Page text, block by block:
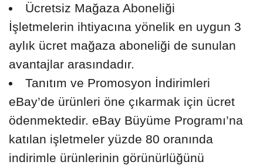
Ücretsiz Mağaza Aboneliği
İşletmelerin ihtiyacına yönelik en uygun 3
aylık ücret mağaza aboneliği de sunulan
avantajlar arasındadır.
Tanıtım ve Promosyon İndirimleri
eBay’de ürünleri öne çıkarmak için ücret
ödenmektedir. eBay Büyüme Programı’na
katılan işletmeler yüzde 80 oranında
indirimle ürünlerinin görünürlüğünü